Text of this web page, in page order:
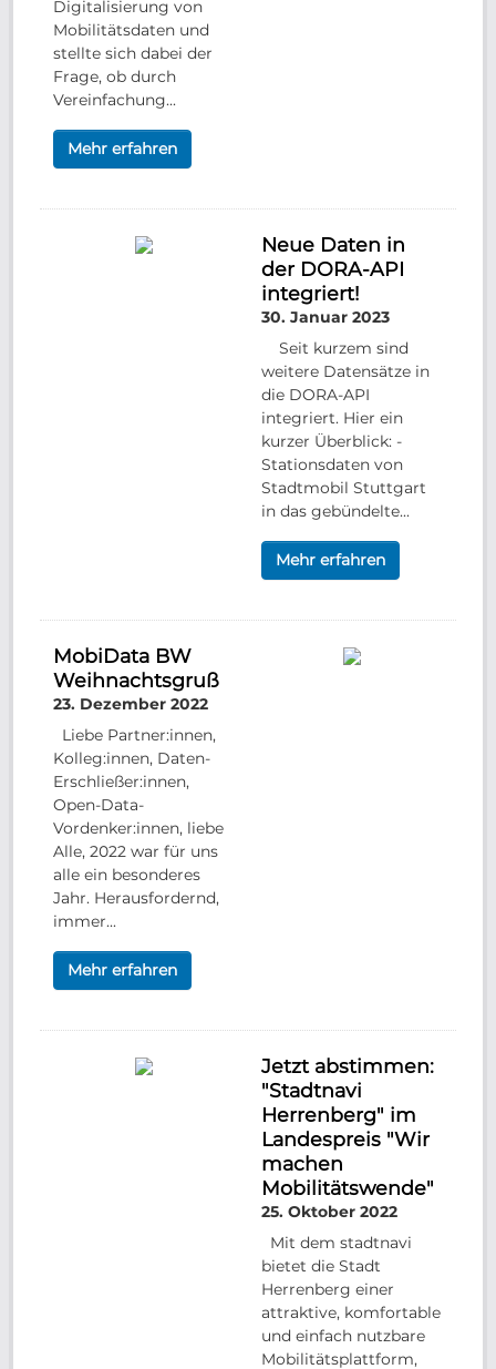
Digitalisierung von
Mobilitätsdaten und
stellte sich dabei der
Frage, ob durch
Vereinfachung...
Mehr erfahren
Neue Daten in
der DORA-API
integriert!
30. Januar 2023
Seit kurzem sind
weitere Datensätze in
die DORA-API
integriert. Hier ein
kurzer Überblick: -
Stationsdaten von
Stadtmobil Stuttgart
in das gebündelte...
Mehr erfahren
MobiData BW
Weihnachtsgruß
23. Dezember 2022
Liebe Partner:innen,
Kolleg:innen, Daten-
Erschließer:innen,
Open-Data-
Vordenker:innen, liebe
Alle, 2022 war für uns
alle ein besonderes
Jahr. Herausfordernd,
immer...
Mehr erfahren
Jetzt abstimmen:
"Stadtnavi
Herrenberg" im
Landespreis "Wir
machen
Mobilitätswende"
25. Oktober 2022
Mit dem stadtnavi
bietet die Stadt
Herrenberg einer
attraktive, komfortable
und einfach nutzbare
Mobilitätsplattform,